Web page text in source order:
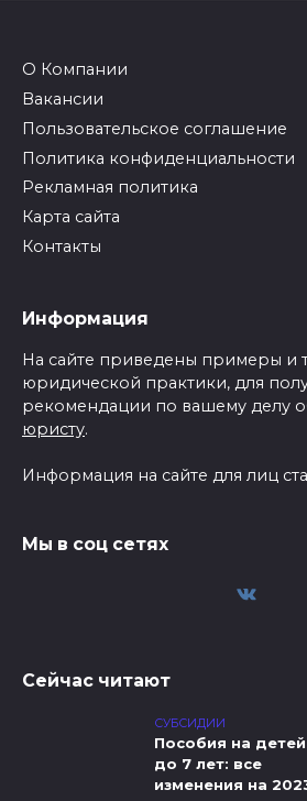
О Компании
Вакансии
Пользовательское соглашение
Политика конфиденциальности
Рекламная политика
Карта сайта
Контакты
Информация
На сайте приведены примеры и
юридической практики, для
рекомендации по вашему делу
юристу.
Информация на сайте для лиц
Мы в соц сетях
Сейчас читают
СУБСИДИИ
Пособия на
до 7 лет: все
изменения на